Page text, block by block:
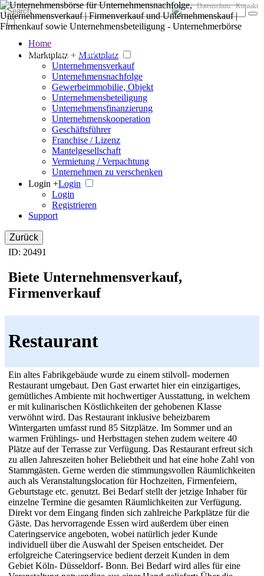
Der große Marktplatz für Unternehmen
Datenschutz Kontakt
Home
Marktplatz + Marktplatz
Unternehmensverkauf
Unternehmensnachfolge
Gewerbeimmobilie, Objekt
Unternehmensbeteiligung
Unternehmensfinanzierung
Unternehmenskooperation
Geschäftsführer
Franchise / Lizenz
Mantelgesellschaft
Vermietung / Verpachtung
Unternehmen zu verschenken
Login +Login
Login
Registrieren
Support
Zurück
ID: 20491
Biete Unternehmensverkauf,
Firmenverkauf
Restaurant
Ein altes Fabrikgebäude wurde zu einem stilvoll- modernen
Restaurant umgebaut. Den Gast erwartet hier ein einzigartiges,
gemütliches Ambiente mit hochwertiger Ausstattung, in welchem
er mit kulinarischen Köstlichkeiten der gehobenen Klasse
verwöhnt wird. Das Restaurant inklusive beheizbarem
Wintergarten umfasst rund 85 Sitzplätze. Im Sommer und an
warmen Frühlings- und Herbsttagen stehen zudem weitere 40
Plätze auf der Terrasse zur Verfügung. Das Restaurant erfreut sich
zu allen Jahreszeiten hoher Beliebtheit und hat eine hohe Zahl von
Stammgästen. Gerne werden die stimmungsvollen Räumlichkeiten
auch als Veranstaltungslocation für Hochzeiten, Firmenfeiern,
Geburtstage etc. genutzt. Bei Bedarf stellt der jetzige Inhaber für
einzelne Termine die gesamten Räumlichkeiten zur Verfügung.
Direkt vor dem Eingang finden sich zahlreiche Parkplätze für die
Gäste. Das hervorragende Essen wird außerdem über einen
Cateringservice angeboten, wobei natürlich jeder Kunde
individuell über die Auswahl der Speisen entscheidet. Der
erfolgreiche Cateringservice bedient derzeit Kunden in dem
Gebiet Köln- Düsseldorf- Bonn. Bei Bedarf wird alles für eine